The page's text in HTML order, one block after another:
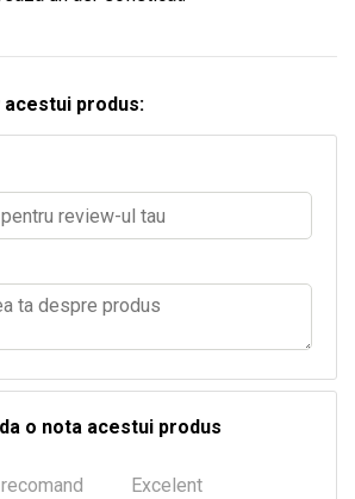
acestui produs:
o nota acestui produs
Excelent